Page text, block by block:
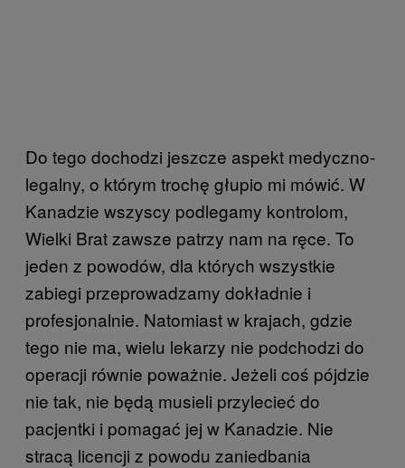
Do tego dochodzi jeszcze aspekt medyczno-
legalny, o którym trochę głupio mi mówić. W
Kanadzie wszyscy podlegamy kontrolom,
Wielki Brat zawsze patrzy nam na ręce. To
jeden z powodów, dla których wszystkie
zabiegi przeprowadzamy dokładnie i
profesjonalnie. Natomiast w krajach, gdzie
tego nie ma, wielu lekarzy nie podchodzi do
operacji równie poważnie. Jeżeli coś pójdzie
nie tak, nie będą musieli przylecieć do
pacjentki i pomagać jej w Kanadzie. Nie
stracą licencji z powodu zaniedbania